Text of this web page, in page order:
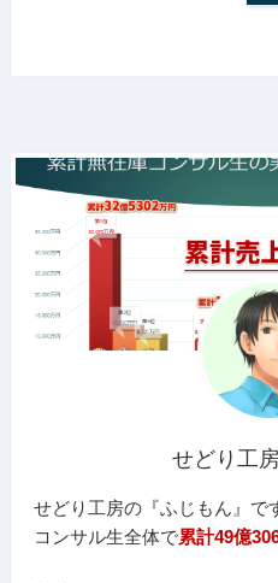
せどり工
せどり工房の『ふじもん』で
コンサル生全体で累計49億